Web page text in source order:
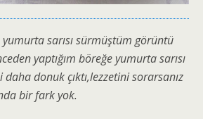
sarısı sürmüştüm görüntü
yaptığım böreğe yumurta sarısı
donuk çıktı,lezzetini sorarsanız
bir fark yok.